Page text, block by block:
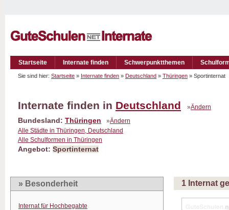
Startseite Internate finden Schwerpunktthemen
Sie sind hier: Startseite » Internate finden » Deutschland » Thüringen » Sportinternat
Internate finden in Deutschland »Ändern
Bundesland: Thüringen »Ändern
Alle Städte in Thüringen, Deutschland
Alle Schulformen in Thüringen
Angebot: Sportinternat
» Besonderheit
Internat für Hochbegabte
1 Internat